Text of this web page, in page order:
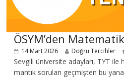
ÖSYM’den
14 Mart 2026 Doğru Tercihler
Sevgili üniversite adayları, TYT ile
mantık soruları geçmişten bu yana